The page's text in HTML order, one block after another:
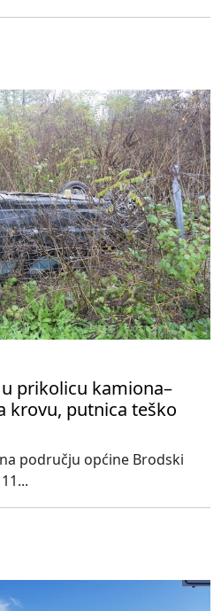
prikolicu kamiona–
krovu, putnica teško
području općine Brodski